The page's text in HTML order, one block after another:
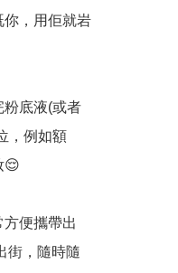
你，用佢就岩
粉底液(或者
，例如額
😌
便攜帶出
街，隨時隨